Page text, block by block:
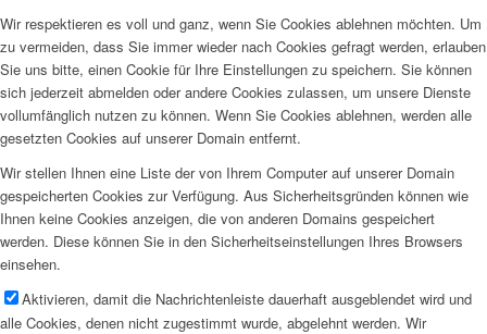
Wir respektieren es voll und ganz, wenn Sie Cookies ablehnen möchten. Um
zu vermeiden, dass Sie immer wieder nach Cookies gefragt werden, erlauben
Sie uns bitte, einen Cookie für Ihre Einstellungen zu speichern. Sie können
sich jederzeit abmelden oder andere Cookies zulassen, um unsere Dienste
vollumfänglich nutzen zu können. Wenn Sie Cookies ablehnen, werden alle
gesetzten Cookies auf unserer Domain entfernt.
Wir stellen Ihnen eine Liste der von Ihrem Computer auf unserer Domain
gespeicherten Cookies zur Verfügung. Aus Sicherheitsgründen können wie
Ihnen keine Cookies anzeigen, die von anderen Domains gespeichert
werden. Diese können Sie in den Sicherheitseinstellungen Ihres Browsers
einsehen.
Aktivieren, damit die Nachrichtenleiste dauerhaft ausgeblendet wird und
alle Cookies, denen nicht zugestimmt wurde, abgelehnt werden. Wir